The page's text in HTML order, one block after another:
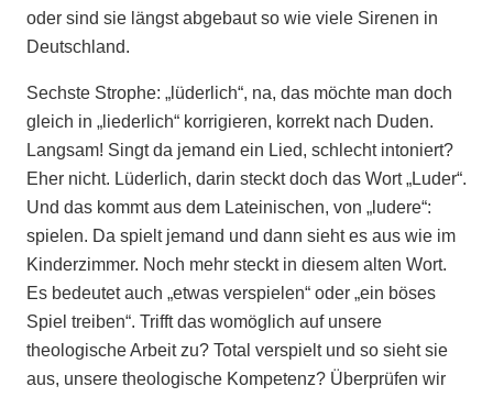
oder sind sie längst abgebaut so wie viele Sirenen in
Deutschland.
Sechste Strophe: „lüderlich“, na, das möchte man doch
gleich in „liederlich“ korrigieren, korrekt nach Duden.
Langsam! Singt da jemand ein Lied, schlecht intoniert?
Eher nicht. Lüderlich, darin steckt doch das Wort „Luder“.
Und das kommt aus dem Lateinischen, von „ludere“:
spielen. Da spielt jemand und dann sieht es aus wie im
Kinderzimmer. Noch mehr steckt in diesem alten Wort.
Es bedeutet auch „etwas verspielen“ oder „ein böses
Spiel treiben“. Trifft das womöglich auf unsere
theologische Arbeit zu? Total verspielt und so sieht sie
aus, unsere theologische Kompetenz? Überprüfen wir